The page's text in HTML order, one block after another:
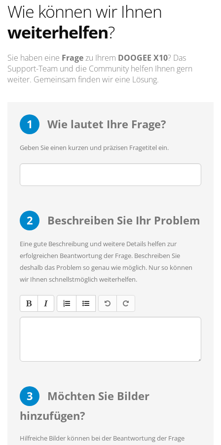
Wie können wir Ihnen
weiterhelfen?
Sie haben eine Fragezu Ihrem DOOGEE X10? Das
Support-Team und die Community helfen Ihnen gern
weiter. Gemeinsam finden wir eine Lösung.
1 Wie lautet Ihre Frage?
Geben Sie einen kurzen und präzisen Fragetitel ein.
2 Beschreiben Sie Ihr Problem
Eine gute Beschreibung und weitere Details helfen zur
erfolgreichen Beantwortung der Frage. Beschreiben Sie
deshalb das Problem so genau wie möglich. Nur so können
wir Ihnen schnellstmöglich weiterhelfen.
3
Möchten Sie Bilder
hinzufügen?
Hilfreiche Bilder können bei der Beantwortung der Frage